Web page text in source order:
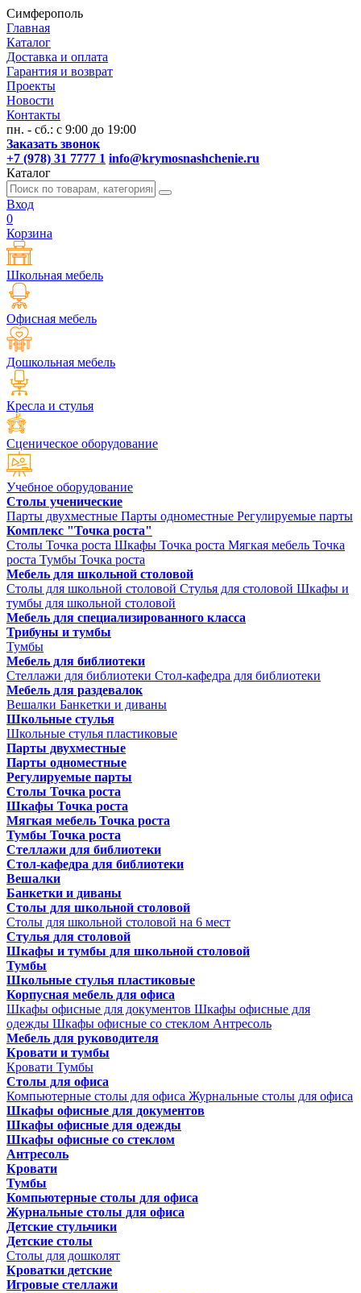
Симферополь
Главная
Каталог
Доставка и оплата
Гарантия и возврат
Проекты
Новости
Контакты
пн. - сб.: с 9:00 до 19:00
Заказать звонок
+7 (978) 31 7777 1 info@krymosnashchenie.ru
Каталог
Вход
0
Корзина
Школьная мебель
Офисная мебель
Дошкольная мебель
Кресла и стулья
Сценическое оборудование
Учебное оборудование
Столы ученические
Парты двухместные Парты одноместные Регулируемые парты
Комплекс "Точка роста"
Столы Точка роста Шкафы Точка роста Мягкая мебель Точка
роста Тумбы Точка роста
Мебель для школьной столовой
Столы для школьной столовой Стулья для столовой Шкафы и
тумбы для школьной столовой
Мебель для специализированного класса
Трибуны и тумбы
Тумбы
Мебель для библиотеки
Стеллажи для библиотеки Стол-кафедра для библиотеки
Мебель для раздевалок
Вешалки Банкетки и диваны
Школьные стулья
Школьные стулья пластиковые
Парты двухместные
Парты одноместные
Регулируемые парты
Столы Точка роста
Шкафы Точка роста
Мягкая мебель Точка роста
Тумбы Точка роста
Стеллажи для библиотеки
Стол-кафедра для библиотеки
Вешалки
Банкетки и диваны
Столы для школьной столовой
Столы для школьной столовой на 6 мест
Стулья для столовой
Шкафы и тумбы для школьной столовой
Тумбы
Школьные стулья пластиковые
Корпусная мебель для офиса
Шкафы офисные для документов Шкафы офисные для
одежды Шкафы офисные со стеклом Антресоль
Мебель для руководителя
Кровати и тумбы
Кровати Тумбы
Столы для офиса
Компьютерные столы для офиса Журнальные столы для офиса
Шкафы офисные для документов
Шкафы офисные для одежды
Шкафы офисные со стеклом
Антресоль
Кровати
Тумбы
Компьютерные столы для офиса
Журнальные столы для офиса
Детские стульчики
Детские столы
Столы для дошколят
Кроватки детские
Игровые стеллажи